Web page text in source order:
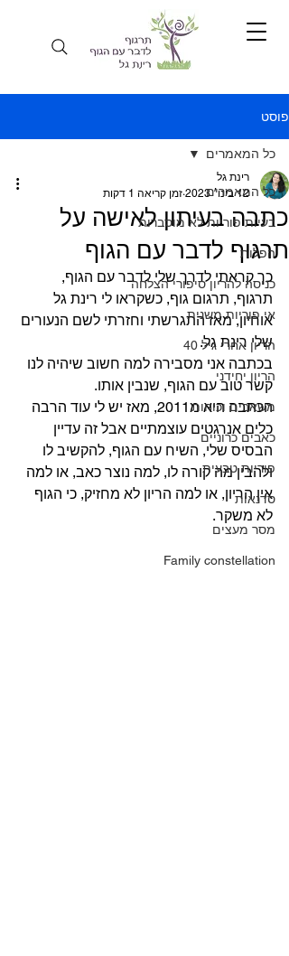
פוסט
כל המאמרים
בעיות פוריות לא מוסברות
הפלות
כניסה להריון סיפורי הצלחה
אי פוריות משנית
הריון אחרי גיל 40
הריון יחידני
משאבים וכוחות
כאבים כרוניים
פוריות טבעית
סדנאות
מסר מעצים
Family constellation
כל המאמרים
כתבה בעיתון לאישה על
תרגוף לדבר עם הגוף
רינת גל
12 בינו׳ 2023
זמן קריאה 1 דקות
כך קראתי לדרך שלי לדבר עם הגוף,
תרגוף, תרגום גוף, כשקראו לי רינת גל
אוחיון, מאז התגרשתי וחזרתי לשם הנעורים
שלי רינת גל.
בכתבה אני מסבירה למה חשוב שיהיה לנו
קשר טוב עם הגוף, שנבין אותו.
הכתבה היא מ2011, מאז יש לי עוד הרבה
כלים אנרגטים עוצמתיים אבל זה עדיין
הבסיס שלי, השיח עם הגוף, להקשיב לו
ולהבין מה קורה לו, למה נוצר כאב, או למה
אין הריון, או למה הריון לא מחזיק, כי הגוף
לא משקר.